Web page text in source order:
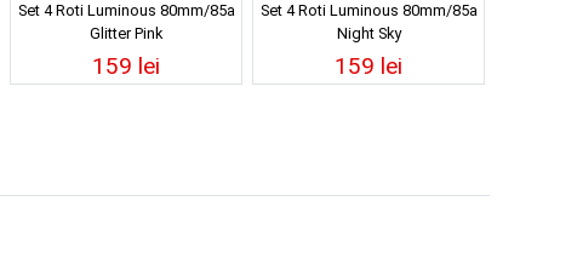
Set 4 Roti Luminous 80mm/85a
Glitter Pink
159 lei
Set 4 Roti Luminous 80mm/85a
Night Sky
159 lei